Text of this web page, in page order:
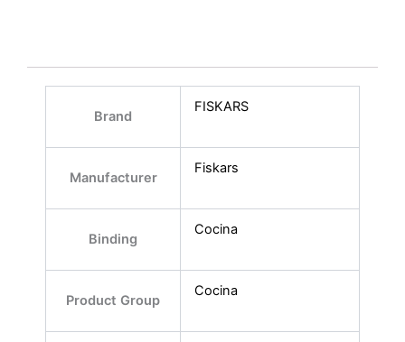
Brand
FISKARS
Manufacturer
Fiskars
Binding
Cocina
Product Group
Cocina